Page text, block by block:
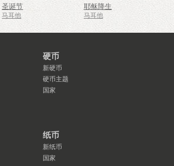
圣诞节
马耳他
耶稣降生
马耳他
硬币
新硬币
硬币主题
国家
纸币
新纸币
国家